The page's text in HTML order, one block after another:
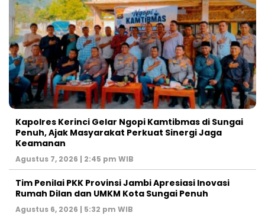
Kapolres Kerinci Gelar Ngopi Kamtibmas di Sungai
Penuh, Ajak Masyarakat Perkuat Sinergi Jaga
Keamanan
Agustus 7, 2026 | 2:45 pm WIB
Tim Penilai PKK Provinsi Jambi Apresiasi Inovasi
Rumah Dilan dan UMKM Kota Sungai Penuh
Agustus 6, 2026 | 5:32 pm WIB